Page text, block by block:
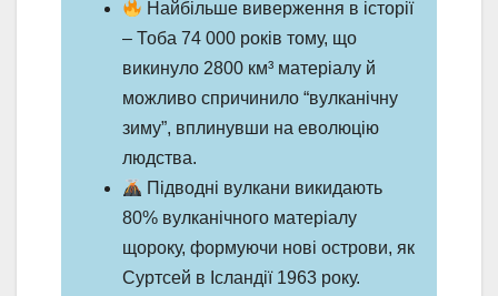
Найбільше виверження в історії
– Тоба 74 000 років тому, що
викинуло 2800 км³ матеріалу й
можливо спричинило “вулканічну
зиму”, вплинувши на еволюцію
людства.
Підводні вулкани викидають
80% вулканічного матеріалу
щороку, формуючи нові острови, як
Суртсей в Ісландії 1963 року.